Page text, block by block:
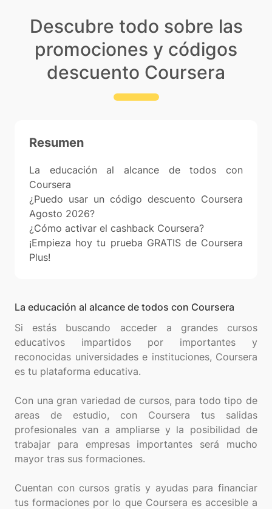
Descubre todo sobre las
promociones y códigos
descuento Coursera
Resumen
La educación al alcance de todos con
Coursera
¿Puedo usar un código descuento Coursera
Agosto 2026?
¿Cómo activar el cashback Coursera?
¡Empieza hoy tu prueba GRATIS de Coursera
Plus!
La educación al alcance de todos con Coursera
Si estás buscando acceder a grandes cursos
educativos impartidos por importantes y
reconocidas universidades e instituciones, Coursera
es tu plataforma educativa.
Con una gran variedad de cursos, para todo tipo de
areas de estudio, con Coursera tus salidas
profesionales van a ampliarse y la posibilidad de
trabajar para empresas importantes será mucho
mayor tras sus formaciones.
Cuentan con cursos gratis y ayudas para financiar
tus formaciones por lo que Coursera es accesible a